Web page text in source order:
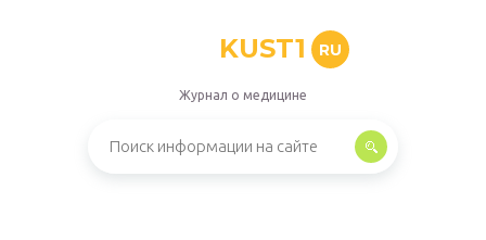
KUST1 RU
Журнал о медицине